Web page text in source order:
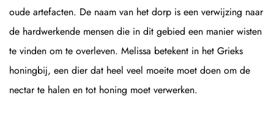
oude artefacten. De naam van het dorp is een verwijzing naar
de hardwerkende mensen die in dit gebied een manier wisten
te vinden om te overleven. Melissa betekent in het Grieks
honingbij, een dier dat heel veel moeite moet doen om de
nectar te halen en tot honing moet verwerken.